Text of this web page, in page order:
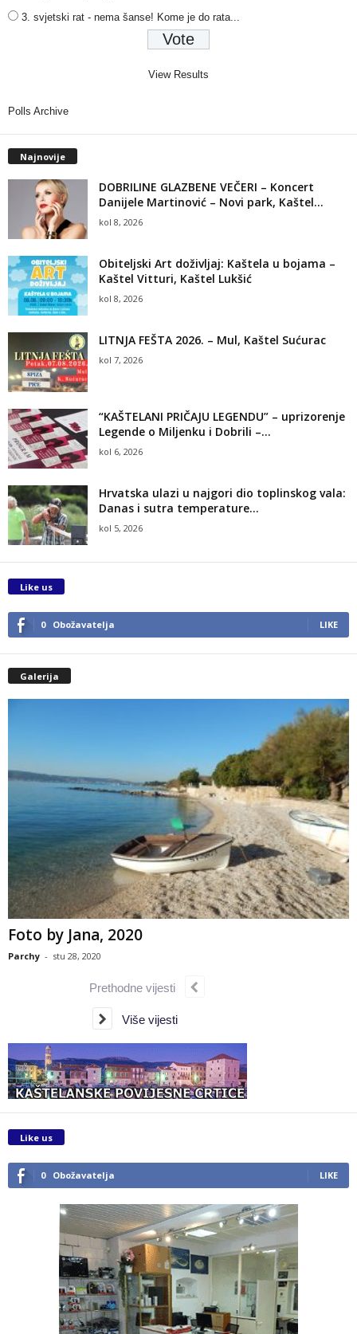
3. svjetski rat - nema šanse! Kome je do rata...
View Results
Polls Archive
Najnovije
DOBRILINE GLAZBENE VEČERI – Koncert
Danijele Martinović – Novi park, Kaštel...
kol 8, 2026
Obiteljski Art doživljaj: Kaštela u bojama –
Kaštel Vitturi, Kaštel Lukšić
kol 8, 2026
LITNJA FEŠTA 2026. – Mul, Kaštel Sućurac
kol 7, 2026
“KAŠTELANI PRIČAJU LEGENDU” – uprizorenje
Legende o Miljenku i Dobrili –...
kol 6, 2026
Hrvatska ulazi u najgori dio toplinskog vala:
Danas i sutra temperature...
kol 5, 2026
Like us
0 Obožavatelja LIKE
Galerija
Foto by Jana, 2020
Parchy - stu 28, 2020
Prethodne vijesti
Više vijesti
Like us
0 Obožavatelja LIKE